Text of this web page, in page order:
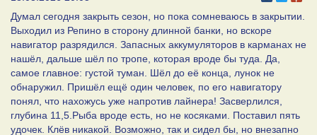
Думал сегодня закрыть сезон, но пока сомневаюсь в закрытии.
Выходил из Репино в сторону длинной банки, но вскоре
навигатор разрядился. Запасных аккумуляторов в карманах не
нашёл, дальше шёл по тропе, которая вроде бы туда. Да,
самое главное: густой туман. Шёл до её конца, лунок не
обнаружил. Пришёл ещё один человек, по его навигатору
понял, что нахожусь уже напротив лайнера! Засверлился,
глубина 11,5.Рыба вроде есть, но не косяками. Поставил пять
удочек. Клёв никакой. Возможно, так и сидел бы, но внезапно